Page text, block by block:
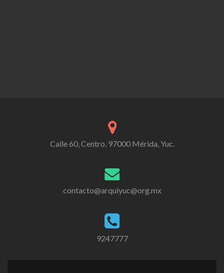
Calle 60, Centro, 97000 Mérida, Yuc.
contacto@arquiyuc@org.mx
9247777